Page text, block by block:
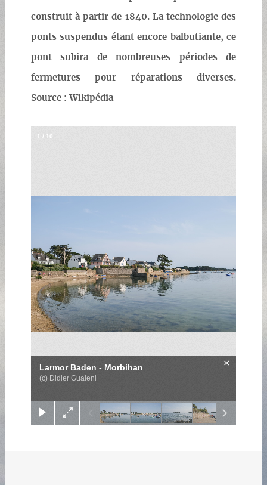
construit à partir de 1840. La technologie des
ponts suspendus étant encore balbutiante, ce
pont subira de nombreuses périodes de
fermetures pour réparations diverses.
Source : Wikipédia
Larmor Baden - Morbihan
(c) Didier Gualeni
×
1 / 10